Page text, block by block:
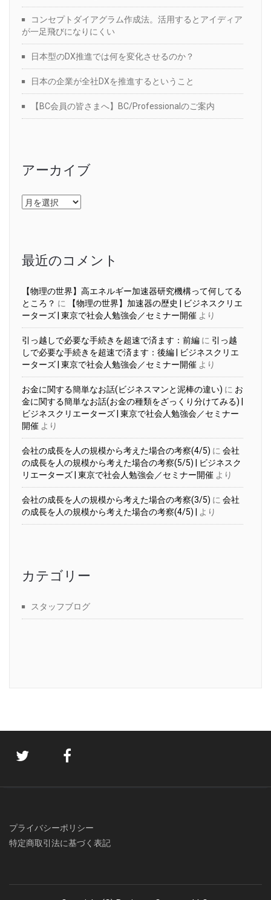
コンセプトダイアグラム作成法。活用するとアイディア
が一足飛びになりにくい
日本型のDX推進では何を変化させるのか？
日本の企業が全社DXを推進するということ
【BC会員の皆さまへ】BC/Professionalのご案内
アーカイブ
ア
ー
最近のコメント
【物理の世界】高エネルギー加速器研究機構って何してる
ところ？ に
【物理の世界】加速器の歴史 | ビジネスクリエ
ーターズ | 東京で社会人勉強会／セミナー開催 より
引っ越しで必要な手続きを超速で済ます：前編 に 引っ越
しで必要な手続きを超速で済ます：後編 | ビジネスクリエ
ーターズ | 東京で社会人勉強会／セミナー開催 より
お金に関する簡単なお話(ビジネスマンと泥棒の違い) に お
金に関する簡単なお話(お金の種類をざっくり分けてみる) |
ビジネスクリエーターズ | 東京で社会人勉強会／セミナー
開催 より
会社の成長を人の規模から考えた場合の考察(4/5) に 会社
の成長を人の規模から考えた場合の考察(5/5) | ビジネスク
リエーターズ | 東京で社会人勉強会／セミナー開催 より
会社の成長を人の規模から考えた場合の考察(3/5) に 会社
の成長を人の規模から考えた場合の考察(4/5) |
より
カテゴリー
スタッフブログ
プライバシーポリシー
特定商取引法に基づく表記